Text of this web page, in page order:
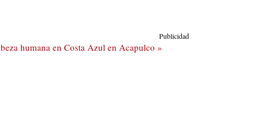
Publicidad
humana en Costa Azul en Acapulco »